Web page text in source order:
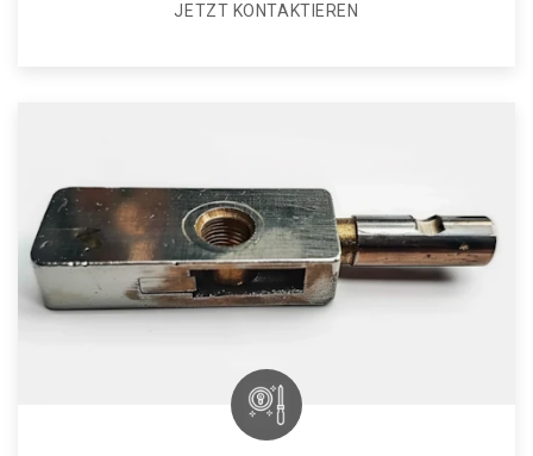
JETZT KONTAKTIEREN